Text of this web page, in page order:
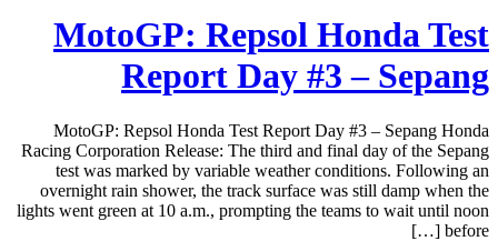
MotoGP: Repsol Honda Test
Report Day #3 – Sepang
MotoGP: Repsol Honda Test Report Day #3 – Sepang Honda
Racing Corporation Release: The third and final day of the Sepang
test was marked by variable weather conditions. Following an
overnight rain shower, the track surface was still damp when the
lights went green at 10 a.m., prompting the teams to wait until noon
before […]